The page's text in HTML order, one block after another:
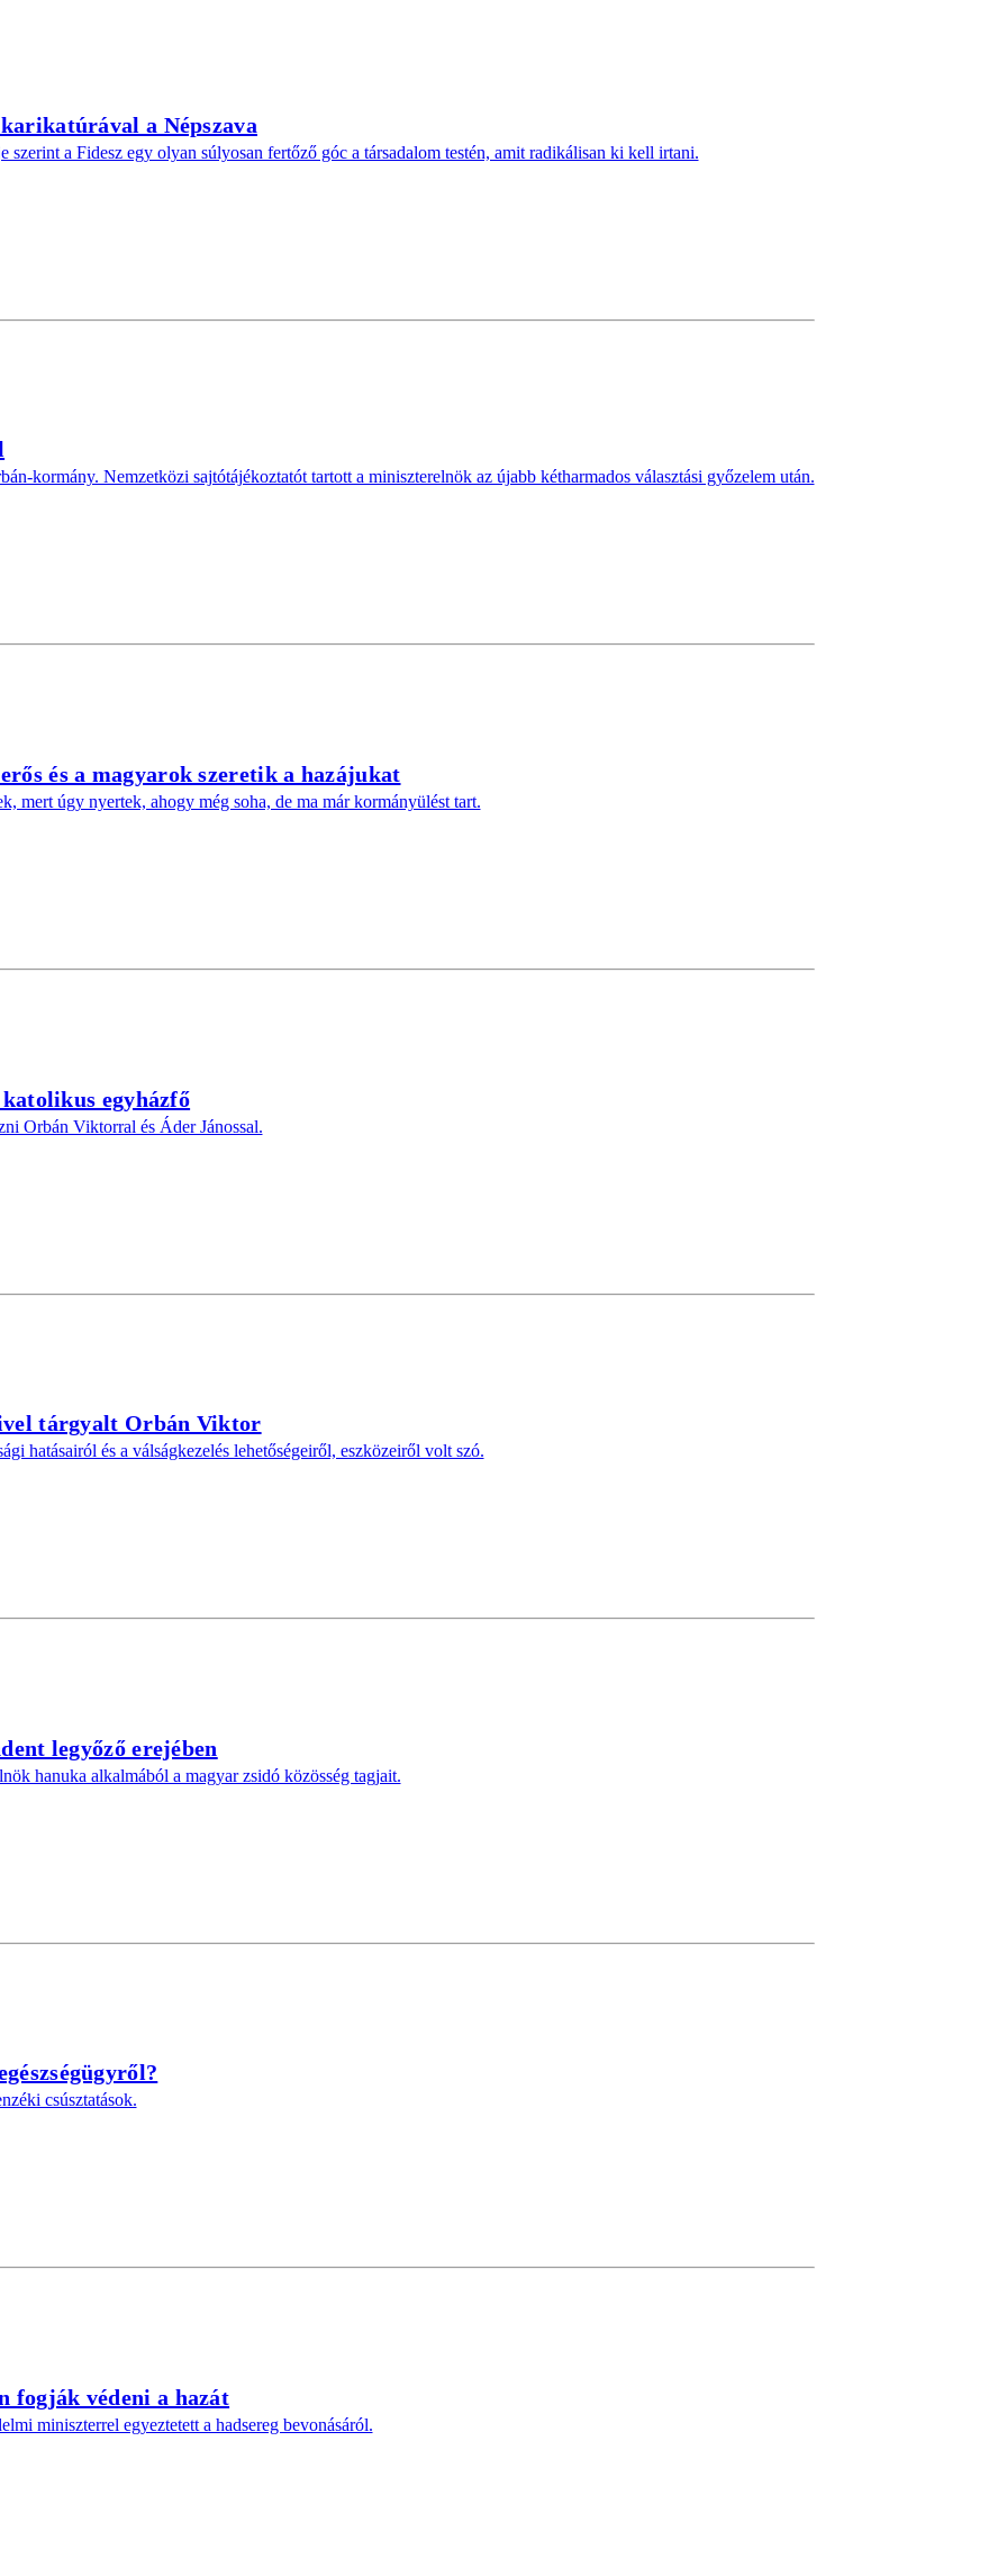
a Népszava
szerint a Fidesz egy olyan súlyosan fertőző góc a társadalom testén, amit radikálisan ki kell irtani.
kormány. Nemzetközi sajtótájékoztatót tartott a miniszterelnök az újabb kétharmados választási győzelem után.
és a magyarok szeretik a hazájukat
mert úgy nyertek, ahogy még soha, de ma már kormányülést tart.
egyházfő
Orbán Viktorral és Áder Jánossal.
tárgyalt Orbán Viktor
hatásairól és a válságkezelés lehetőségeiről, eszközeiről volt szó.
legyőző erejében
hanuka alkalmából a magyar zsidó közösség tagjait.
csúsztatások.
fogják védeni a hazát
miniszterrel egyeztetett a hadsereg bevonásáról.